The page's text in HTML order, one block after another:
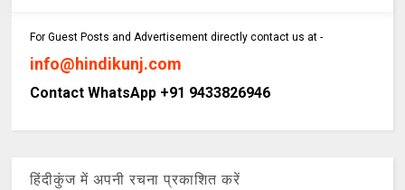
For Guest Posts and Advertisement directly contact us at -
info@hindikunj.com
Contact WhatsApp +91 9433826946
हिंदीकुंज में अपनी रचना प्रकाशित करें